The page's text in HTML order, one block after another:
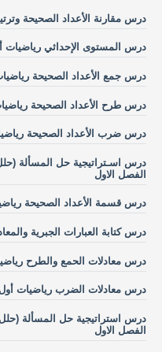
درس مقارنة الأعداد الصحيحة
درس المستوى الإحداثي رياضيات
درس جمع الأعداد الصحيحة
درس طرح الأعداد الصحيحة
درس ضرب الأعداد الصحيحة
درس اسـتراتيجية حل المسألة
الفصل الاول
درس قسمة الأعداد الصحيحة
درس كتابة العبارات الجبرية
درس معادلات الحمع والطرح
درس معادلات الضرب رياضيات
درس استراتيجية حل المسألة
الفصل الاول